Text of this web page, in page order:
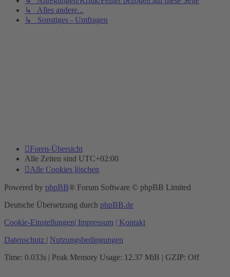
↳ Alles andere...
↳ Sonstiges - Umfragen
Foren-Übersicht
Alle Zeiten sind UTC+02:00
Alle Cookies löschen
Powered by phpBB® Forum Software © phpBB Limited
Deutsche Übersetzung durch phpBB.de
Cookie-Einstellungen| Impressum | Kontakt
Datenschutz | Nutzungsbedingungen
Time: 0.033s | Peak Memory Usage: 12.37 MiB | GZIP: Off